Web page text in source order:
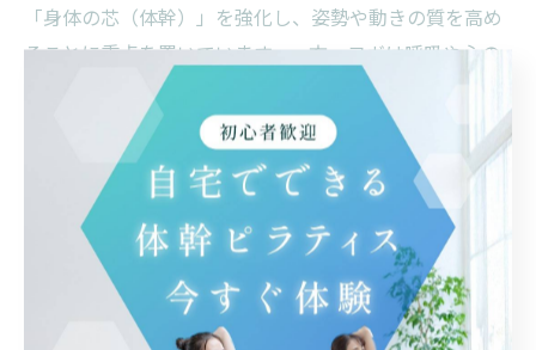
「身体の芯（体幹）」を強化し、姿勢や動きの質を高め
ることに重点を置いています。一方、ヨガは呼吸や心の
安定、柔軟性の向上を主な目的とし、精神面へのアプロ
ーチが特徴的です。
AWARENESS STUDIO Allongéでは、ピラティスの「正
しい身体の使い方」とバレエの「しなやかな動き」を融
合させることで、日常生活が楽になる身体づくりをサポ
ートしています。40代・50代の方にとって、ピラティス
は無理なく続けやすく、日常動作に直結しやすいという